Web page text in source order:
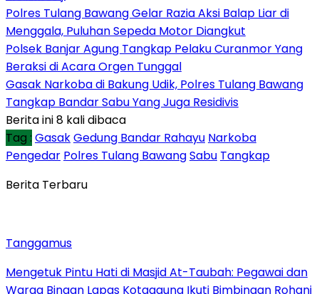
Polres Tulang Bawang Gelar Razia Aksi Balap Liar di
Menggala, Puluhan Sepeda Motor Diangkut
Polsek Banjar Agung Tangkap Pelaku Curanmor Yang
Beraksi di Acara Orgen Tunggal
Gasak Narkoba di Bakung Udik, Polres Tulang Bawang
Tangkap Bandar Sabu Yang Juga Residivis
Berita ini 8 kali dibaca
Tag : GasakGedung Bandar Rahayu Narkoba
Pengedar Polres Tulang BawangSabu Tangkap
Berita Terbaru
Tanggamus
Mengetuk Pintu Hati di Masjid At-Taubah: Pegawai dan
Warga Binaan Lapas Kotaagung Ikuti Bimbingan Rohani